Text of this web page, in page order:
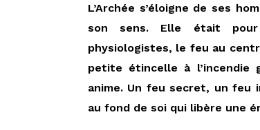
L’Archée s’éloigne de ses
son sens. Elle était
physiologistes, le feu au
petite étincelle à l’incendie
anime. Un feu secret, un feu
au fond de soi qui libère une